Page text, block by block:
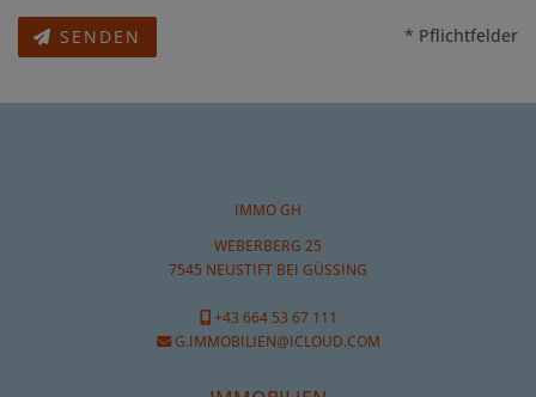
SENDEN * Pflichtfelder
IMMO GH
WEBERBERG 25
7545 NEUSTIFT BEI GÜSSING
+43 664 53 67 111
G.IMMOBILIEN@ICLOUD.COM